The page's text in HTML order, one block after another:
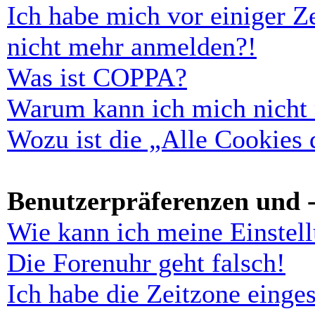
Ich habe mich vor einiger
nicht mehr anmelden?!
Was ist COPPA?
Warum kann ich mich nicht
Wozu ist die „Alle Cookies
Benutzerpräferenzen und
Wie kann ich meine
Die Forenuhr geht falsch!
Ich habe die Zeitzone